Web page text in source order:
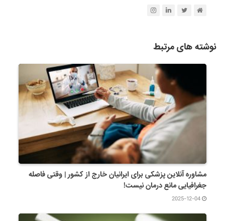
نوشته های مرتبط
مشاوره آنلاین پزشکی برای ایرانیان خارج از کشور | وقتی فاصله
جغرافیایی مانع درمان نیست!
2025-12-04